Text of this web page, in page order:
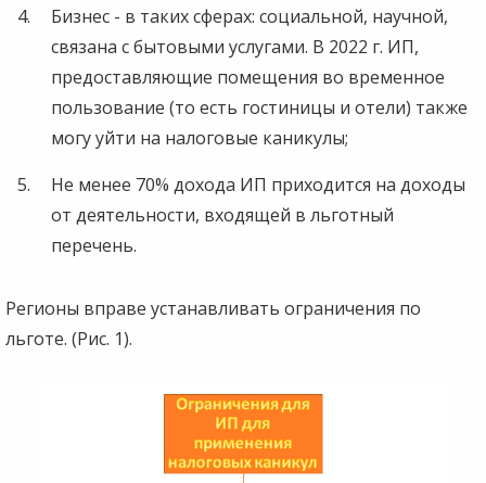
Бизнес - в таких сферах: социальной, научной,
связана с бытовыми услугами. В 2022 г. ИП,
предоставляющие помещения во временное
пользование (то есть гостиницы и отели) также
могу уйти на налоговые каникулы;
Не менее 70% дохода ИП приходится на доходы
от деятельности, входящей в льготный
перечень.
Регионы вправе устанавливать ограничения по
льготе. (Рис. 1).